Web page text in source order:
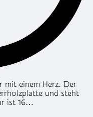
mit einem Herz. Der
und steht
ist 16…